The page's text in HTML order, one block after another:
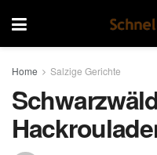
Home Salzige Gerichte